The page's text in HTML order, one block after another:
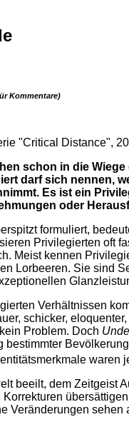
Kommentare)
"Critical Distance",
schon in die
darf sich nennen,
Es ist ein
oder
formuliert,
Privilegierten oft
Meist kennen
Lorbeeren. Sie sind
Verhältnissen
schicker,
Problem. Doch
beeilt, dem Zeitgeist
Veränderungen